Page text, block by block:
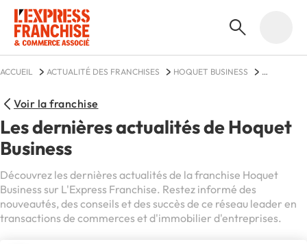
ACCUEIL ACTUALITÉ DES FRANCHISES
HOQUET BUSINESS
Voir la franchise
Les dernières actualités de Hoquet
Business
Découvrez les dernières actualités de la franchise Hoquet
Business sur L'Express Franchise. Restez informé des
nouveautés, des conseils et des succès de ce réseau leader en
transactions de commerces et d'immobilier d'entreprises.